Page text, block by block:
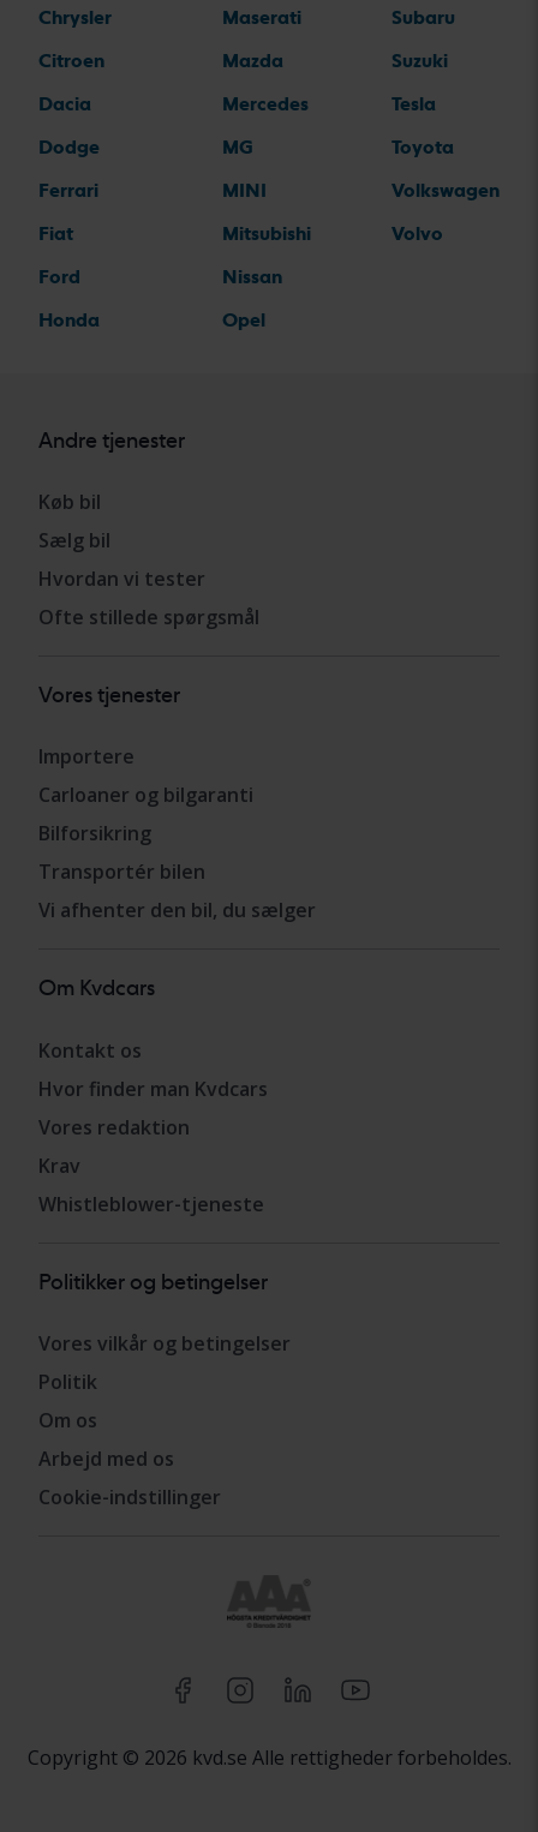
Chrysler
Citroen
Dacia
Dodge
Ferrari
Fiat
Ford
Honda
Maserati
Mazda
Mercedes
MG
MINI
Mitsubishi
Nissan
Opel
Subaru
Suzuki
Tesla
Toyota
Volkswagen
Volvo
Andre tjenester
Køb bil
Sælg bil
Hvordan vi tester
Ofte stillede spørgsmål
Vores tjenester
Importere
Carloaner og bilgaranti
Bilforsikring
Transportér bilen
Vi afhenter den bil, du sælger
Om Kvdcars
Kontakt os
Hvor finder man Kvdcars
Vores redaktion
Krav
Whistleblower-tjeneste
Politikker og betingelser
Vores vilkår og betingelser
Politik
Om os
Arbejd med os
Cookie-indstillinger
Copyright © 2026 kvd.se Alle rettigheder forbeholdes.